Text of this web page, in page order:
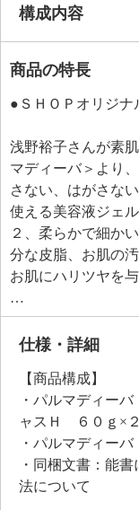
構成内容
商品の特長
●ＳＨＯＰオリジナ
浅野裕子さんが素
マディーバ＞より
さない、はがさな
使える美容液ジェ
２、柔らかで細か
分な皮脂、お肌の
お肌にハリツヤを
ットです。
美容液ジェルマス
のハリのある美肌
導きます。３種類
種類のヒト由来幹
養液エキス、ヒト
イタイ血幹細胞順
れ防止・お肌の引
ヤのための未来型
仕様・詳細
【商品構成】
・パルマディー
ャスＨ ６０ｇ×２
・パルマディー
・同梱文書：能
法について